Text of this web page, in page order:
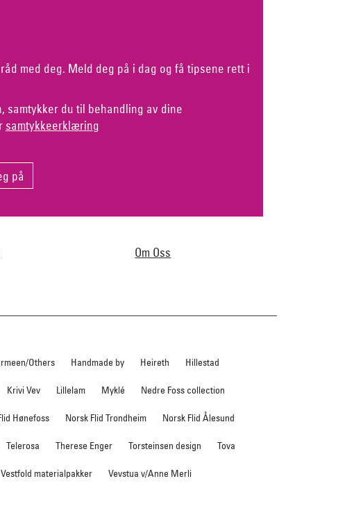
med deg. Meld deg på i dag og få tipsene rett i
samtykker du til behandling av dine
samtykkeerklæring
Om Oss
Others Handmade by Heireth Hillestad
Krivi Vev Lillelam Myklé Nedre Foss collection
Hønefoss Norsk Flid Trondheim Norsk Flid Ålesund
Telerosa Therese Enger Torsteinsen design Tova
Vestfold materialpakker Vevstua v/Anne Merli